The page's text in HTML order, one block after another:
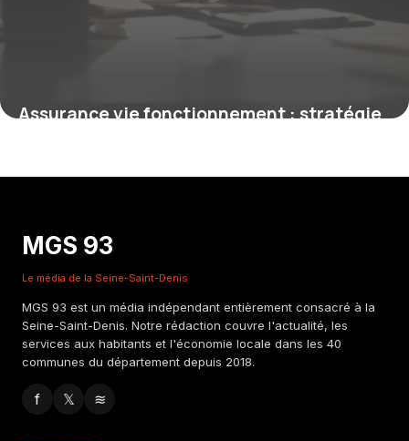
Assurance vie fonctionnement : stratégie
MGS 93
Le média de la Seine-Saint-Denis
MGS 93 est un média indépendant entièrement consacré à la
Seine-Saint-Denis. Notre rédaction couvre l'actualité, les
services aux habitants et l'économie locale dans les 40
communes du département depuis 2018.
f 𝕏 ≋